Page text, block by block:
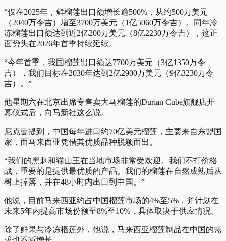
“仅在2025年，鲜榴莲出口额增长逾500%，从约500万美元
（2040万令吉）增至3700万美元（1亿5060万令吉）。同年冷
冻榴莲出口额达到近2亿200万美元（8亿2230万令吉），这正
面势头在2026年首季持续延续。
“今年首季，我国榴莲出口额达7700万美元（3亿1350万令
吉），我们目标在2030年达到2亿2900万美元（9亿3230万令
吉）。”
他星期六在北京出席专售卖大马榴莲的Durian Cube旗舰店开
幕仪式后，向马新社这么说。
尼克曼提到，中国每年进口约70亿美元榴莲，主要来自东盟国
家，而马来西亚凭借其优质品种脱颖而出。
“我们的黑刺和猫山王在当地市场非常受欢迎。我们不打价格
战，重要的是提供最优质的产品。我们的榴莲在自然成熟后从
树上掉落，并在48小时内出口到中国。”
他说，目前马来西亚约占中国榴莲市场的4%至5%，并计划在
未来5年内提高市场份额至8%至10%，具体取决于供应情况。
除了鲜果与冷冻榴莲外，他说，马来西亚榴莲制品在中国的需